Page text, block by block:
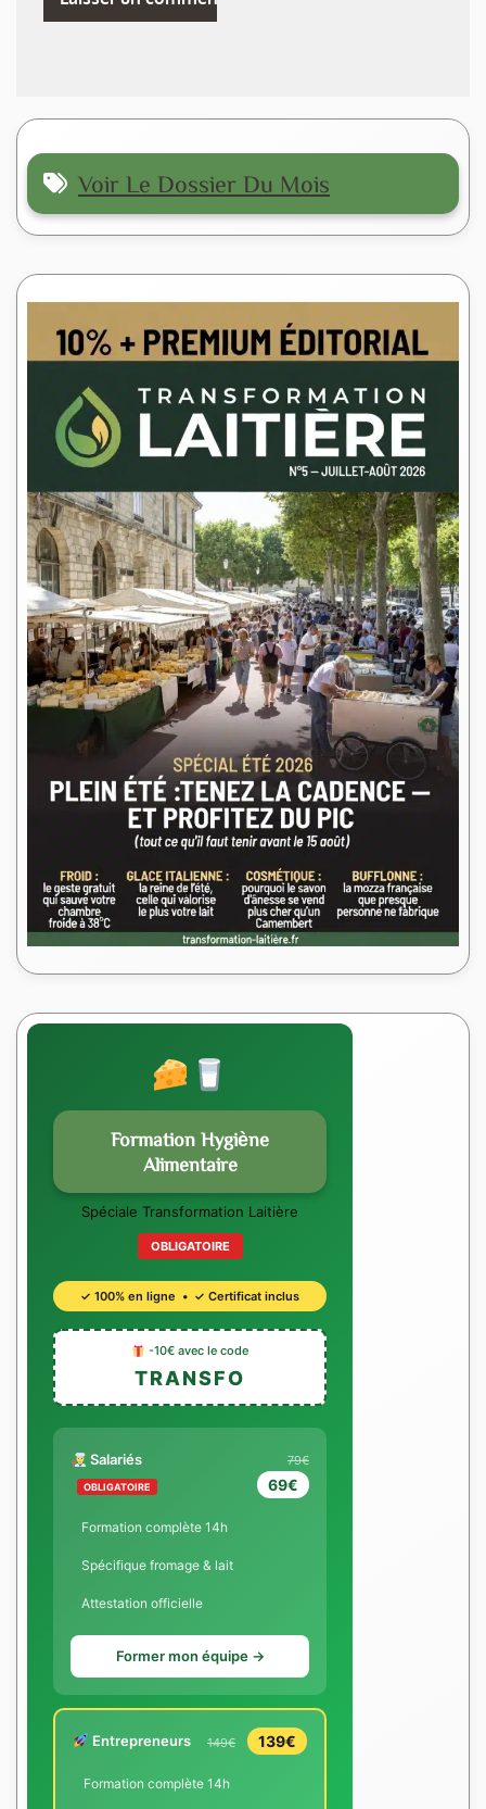
Voir Le Dossier Du Mois
Formation Hygiène
Alimentaire
Spéciale Transformation Laitière
OBLIGATOIRE
✓ 100% en ligne • ✓ Certificat inclus
-10€ avec le code
TRANSFO
Salariés
OBLIGATOIRE
79€
69€
Formation complète 14h
Spécifique fromage & lait
Attestation officielle
Former mon équipe →
Entrepreneurs 149€ 139€
Formation complète 14h